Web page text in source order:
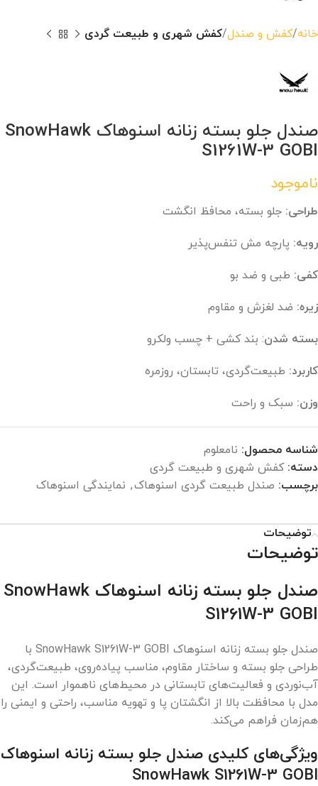
خانه کفش و صندل کفش شهری و طبیعت گردی
صندل جلو بسته زنانه اسنوهاک SnowHawk
S1261W-3 GOBI
ناموجود
طراحی: جلو بسته، محافظ انگشت
رویه: پارچه مش تنفس‌پذیر
کفی: طبی و ضد بو
زیره: ضد لغزش و مقاوم
بسته شدن: بند کشی + چسب ولکرو
کاربرد: طبیعت‌گردی، تابستان، روزمره
وزن: سبک و راحت
شناسه محصول: نامعلوم
دسته: کفش شهری و طبیعت گردی
برچسب: صندل طبیعت گردی اسنوهاک, نمایندگی اسنوهاک
توضیحات
توضیحات
صندل جلو بسته زنانه اسنوهاک SnowHawk
S1261W-3 GOBI
صندل جلو بسته زنانه اسنوهاک SnowHawk S1261W-3 GOBI با
طراحی جلو بسته و ساختار مقاوم، مناسب پیاده‌روی، طبیعت‌گردی،
آب‌نوردی و فعالیت‌های تابستانی در محیط‌های ناهموار است. این
مدل با محافظت بالا از انگشتان پا و تهویه مناسب، راحتی و ایمنی را
هم‌زمان فراهم می‌کند.
ویژگی‌های کلیدی صندل جلو بسته زنانه اسنوهاک
SnowHawk S1261W-3 GOBI